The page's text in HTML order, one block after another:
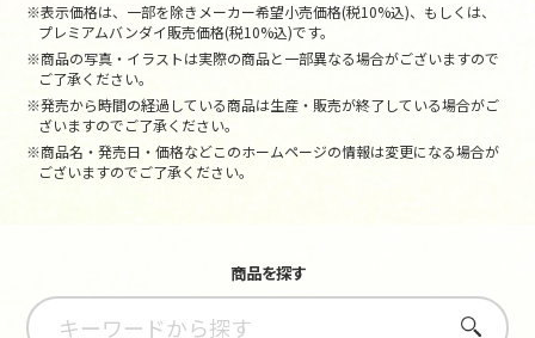
※表示価格は、一部を除きメーカー希望小売価格(税10%込)、もしくは、
プレミアムバンダイ販売価格(税10%込)です。
※商品の写真・イラストは実際の商品と一部異なる場合がございますので
ご了承ください。
※発売から時間の経過している商品は生産・販売が終了している場合がご
ざいますのでご了承ください。
※商品名・発売日・価格などこのホームページの情報は変更になる場合が
ございますのでご了承ください。
商品を探す
さがす